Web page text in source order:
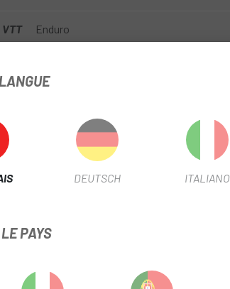
VTT Enduro
TYPE DE CORPS DE CASSETTE Microspline
TIGE TÉLÉSCOPIQUE Si
PRODUIT
DEUTSCH ITALIANO
PAYS